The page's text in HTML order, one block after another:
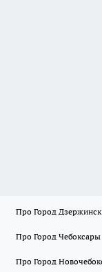
Про Город Дзержинск
Про Город Чебоксары
Про Город